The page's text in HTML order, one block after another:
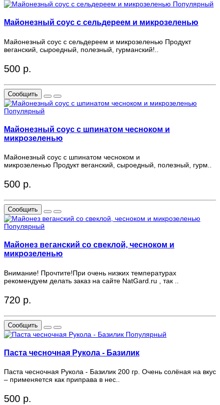
Популярный
Майонезный соус с сельдереем и микрозеленью
Майонезный соус с сельдереем и микрозеленью Продукт
веганский, сыроедный, полезный, гурманский!..
500 р.
Сообщить
Популярный
Майонезный соус с шпинатом чесноком и
микрозеленью
Майонезный соус с шпинатом чесноком и
микрозеленью Продукт веганский, сыроедный, полезный, гурм..
500 р.
Сообщить
Популярный
Майонез веганский со свеклой, чесноком и
микрозеленью
Внимание! Прочтите!При очень низких температурах
рекомендуем делать заказ на сайте NatGard.ru , так ..
720 р.
Сообщить
Популярный
Паста чесночная Рукола - Базилик
Паста чесночная Рукола - Базилик 200 гр. Очень солёная на вкус
– применяется как приправа в нес..
500 р.